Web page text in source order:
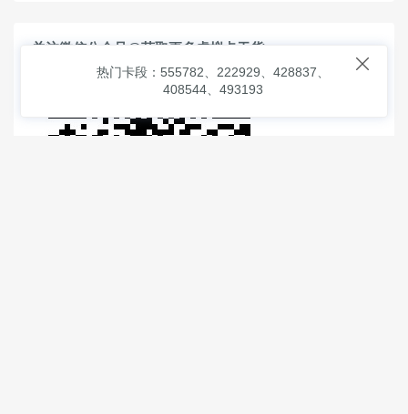
关注微信公众号@获取更多虚拟卡干货

热门卡段：555782、222929、428837、
408544、493193